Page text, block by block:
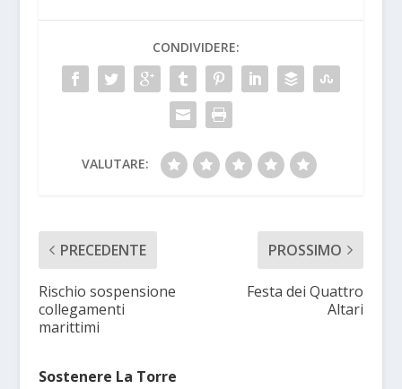
CONDIVIDERE:
VALUTARE:
PRECEDENTE
Rischio sospensione
collegamenti
marittimi
PROSSIMO
Festa dei Quattro
Altari
Sostenere La Torre